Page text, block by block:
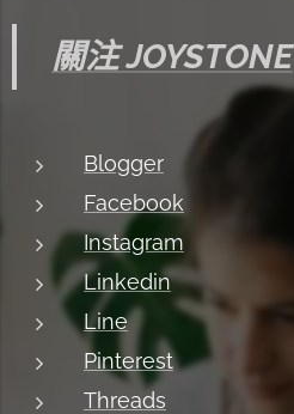
關注 JOYSTONE
Blogger
Facebook
Instagram
Linkedin
Line
Pinterest
Threads